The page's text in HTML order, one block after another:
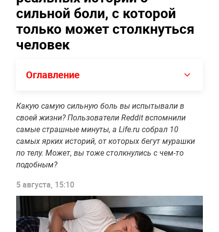
сильной боли, с которой
только может столкнуться
человек
Оглавление
Какую самую сильную боль вы испытывали в
своей жизни? Пользователи Reddit вспомнили
самые страшные минуты, а Life.ru собрал 10
самых ярких историй, от которых бегут мурашки
по телу. Может, вы тоже столкнулись с чем-то
подобным?
5 августа, 15:10